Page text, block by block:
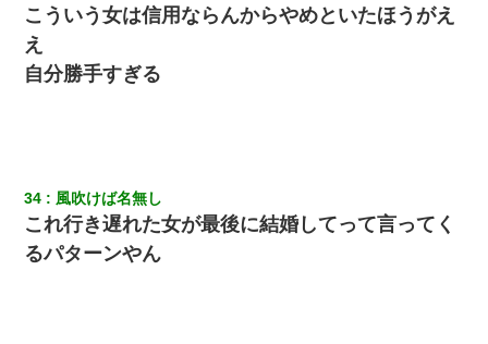
こういう女は信用ならんからやめといたほうがえ
え
自分勝手すぎる
34 風吹けば名無し
これ行き遅れた女が最後に結婚してって言ってく
るパターンやん